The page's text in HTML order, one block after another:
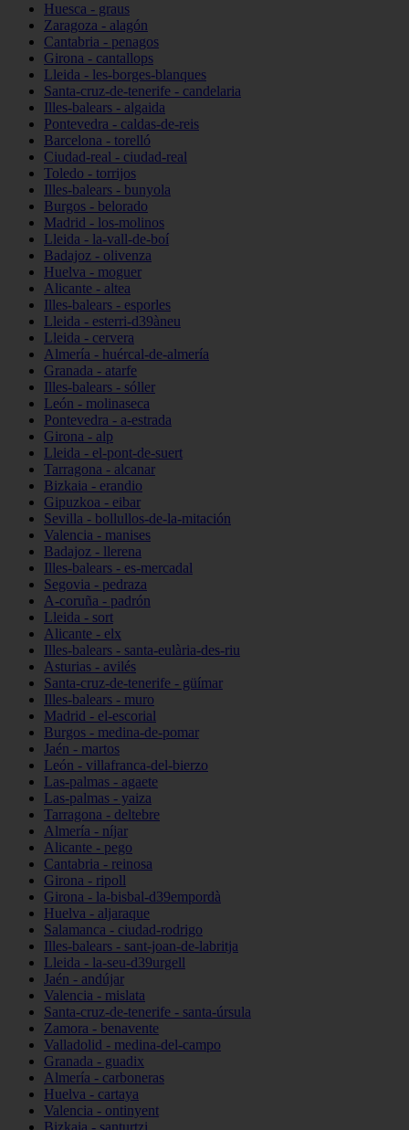
Huesca - graus
Zaragoza - alagón
Cantabria - penagos
Girona - cantallops
Lleida - les-borges-blanques
Santa-cruz-de-tenerife - candelaria
Illes-balears - algaida
Pontevedra - caldas-de-reis
Barcelona - torelló
Ciudad-real - ciudad-real
Toledo - torrijos
Illes-balears - bunyola
Burgos - belorado
Madrid - los-molinos
Lleida - la-vall-de-boí
Badajoz - olivenza
Huelva - moguer
Alicante - altea
Illes-balears - esporles
Lleida - esterri-d39àneu
Lleida - cervera
Almería - huércal-de-almería
Granada - atarfe
Illes-balears - sóller
León - molinaseca
Pontevedra - a-estrada
Girona - alp
Lleida - el-pont-de-suert
Tarragona - alcanar
Bizkaia - erandio
Gipuzkoa - eibar
Sevilla - bollullos-de-la-mitación
Valencia - manises
Badajoz - llerena
Illes-balears - es-mercadal
Segovia - pedraza
A-coruña - padrón
Lleida - sort
Alicante - elx
Illes-balears - santa-eulària-des-riu
Asturias - avilés
Santa-cruz-de-tenerife - güímar
Illes-balears - muro
Madrid - el-escorial
Burgos - medina-de-pomar
Jaén - martos
León - villafranca-del-bierzo
Las-palmas - agaete
Las-palmas - yaiza
Tarragona - deltebre
Almería - níjar
Alicante - pego
Cantabria - reinosa
Girona - ripoll
Girona - la-bisbal-d39empordà
Huelva - aljaraque
Salamanca - ciudad-rodrigo
Illes-balears - sant-joan-de-labritja
Lleida - la-seu-d39urgell
Jaén - andújar
Valencia - mislata
Santa-cruz-de-tenerife - santa-úrsula
Zamora - benavente
Valladolid - medina-del-campo
Granada - guadix
Almería - carboneras
Huelva - cartaya
Valencia - ontinyent
Bizkaia - santurtzi